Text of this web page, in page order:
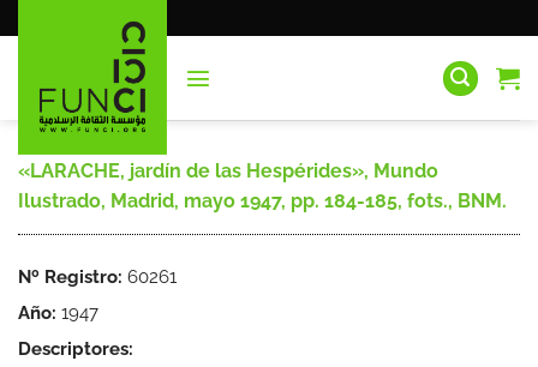
al
«LARACHE, jardín de las Hespérides», Mundo
Ilustrado, Madrid, mayo 1947, pp. 184-185, fots., BNM.
Nº Registro: 60261
Año: 1947
Descriptores: